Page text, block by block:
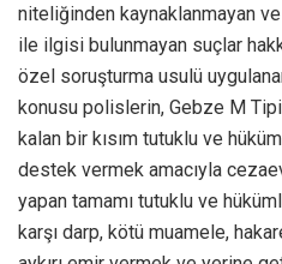
niteliğinden kaynaklanmayan
ile ilgisi bulunmayan suçlar
özel soruşturma usulü
konusu polislerin, Gebze M Tipi
kalan bir kısım tutuklu ve
destek vermek amacıyla
yapan tamamı tutuklu ve
karşı darp, kötü muamele,